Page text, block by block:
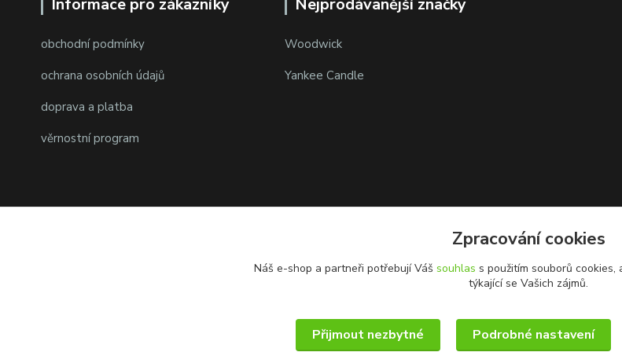
Informace pro zákazníky
obchodní podmínky
ochrana osobních údajů
doprava a platba
věrnostní program
Nejprodávanější značky
Woodwick
Yankee Candle
Zpracování cookies
Náš e-shop a partneři potřebují Váš souhlas s použitím souborů
týkající se Vašich zájmů.
Přijmout nezbytné Podrobné nastavení